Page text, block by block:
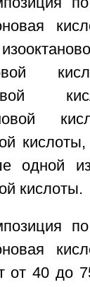
одной
кислоты.
от 40 до